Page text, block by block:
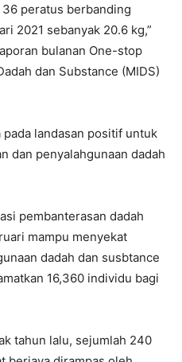
peratus berbanding
2021 sebanyak 20.6 kg,”
bulanan One-stop
dan Substance (MIDS)
landasan positif untuk
dan penyalahgunaan dadah
pembanterasan dadah
mampu menyekat
dadah dan susbtance
16,360 individu bagi
tahun lalu, sejumlah 240